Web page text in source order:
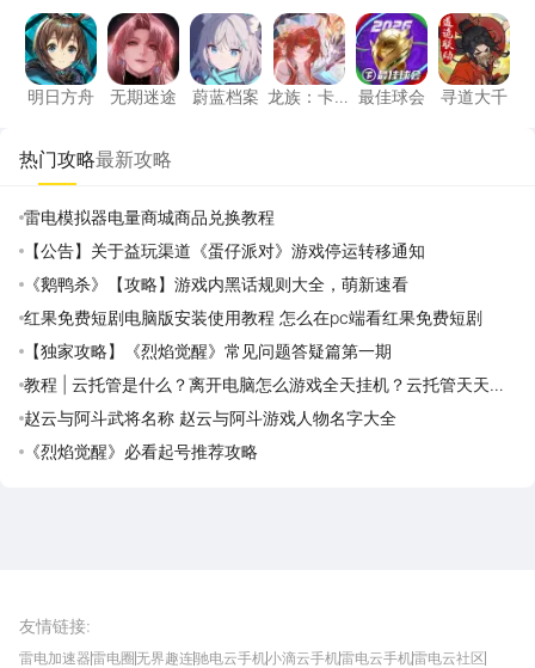
明日方舟
明日方舟
无期迷途
无期迷途
蔚蓝档案
蔚蓝档案
龙族：卡塞尔之门
龙族：卡
最佳球会
最佳球会
寻道大
寻道大千
热门攻略最新攻略
雷电模拟器电量商城商品兑换教程
【公告】关于益玩渠道《蛋仔派对》游戏停运转移通知
《鹅鸭杀》【攻略】游戏内黑话规则大全，萌新速看
红果免费短剧电脑版安装使用教程 怎么在pc端看红果免费短剧
【独家攻略】《烈焰觉醒》常见问题答疑篇第一期
教程 | 云托管是什么？离开电脑怎么游戏全天挂机？云托管天天免
费领取攻略
赵云与阿斗武将名称 赵云与阿斗游戏人物名字大全
《烈焰觉醒》必看起号推荐攻略
友情链接:
雷电加速器雷电圈无界趣连驰电云手机小滴云手机雷电云手机雷电云社区